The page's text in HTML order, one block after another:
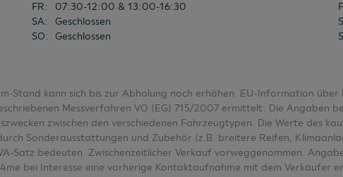
FR:
07:30-12:00 & 13:00-16:30
SA:
Geschlossen
SO: Geschlossen